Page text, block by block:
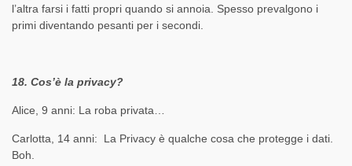
l’altra farsi i fatti propri quando si annoia. Spesso prevalgono i
primi diventando pesanti per i secondi.
18. Cos’è la privacy?
Alice, 9 anni: La roba privata…
Carlotta, 14 anni: La Privacy è qualche cosa che protegge i dati.
Boh.